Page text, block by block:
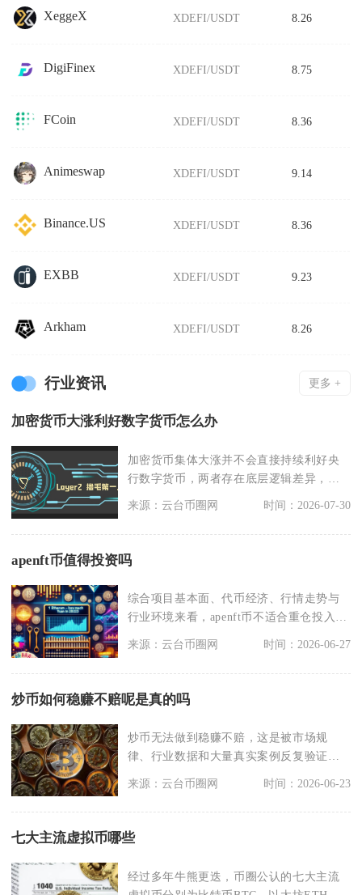
XeggeX XDEFI/USDT 8.26
DigiFinex XDEFI/USDT 8.75
FCoin XDEFI/USDT 8.36
Animeswap XDEFI/USDT 9.14
Binance.US XDEFI/USDT 8.36
EXBB XDEFI/USDT 9.23
Arkham XDEFI/USDT 8.26
行业资讯 更多 +
加密货币大涨利好数字货币怎么办
加密货币集体大涨并不会直接持续利好央
行数字货币，两者存在底层逻辑差异，短
期情绪层面存在概念
来源：云台币圈网 时间：2026-07-30
apenft币值得投资吗
综合项目基本面、代币经济、行情走势与
行业环境来看，apenft币不适合重仓投入，
仅能拿出小
来源：云台币圈网 时间：2026-06-27
炒币如何稳赚不赔呢是真的吗
炒币无法做到稳赚不赔，这是被市场规
律、行业数据和大量真实案例反复验证的
来源：云台币圈网 时间：2026-06-23
七大主流虚拟币哪些
经过多年牛熊更迭，币圈公认的七大主流